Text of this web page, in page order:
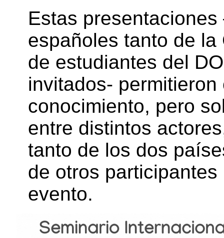
Estas
españoles tanto de
de estudiantes del
invitados-
conocimiento, pero
entre distintos
tanto de los dos
de otros
evento.